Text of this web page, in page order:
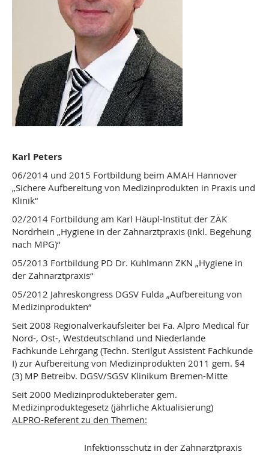
Karl Peters
06/2014 und 2015 Fortbildung beim AMAH Hannover
„Sichere Aufbereitung von Medizinprodukten in Praxis und
Klinik“
02/2014 Fortbildung am Karl Häupl-Institut der ZÄK
Nordrhein „Hygiene in der Zahnarztpraxis (inkl. Begehung
nach MPG)“
05/2013 Fortbildung PD Dr. Kuhlmann ZKN „Hygiene in
der Zahnarztpraxis“
05/2012 Jahreskongress DGSV Fulda „Aufbereitung von
Medizinprodukten“
Seit 2008 Regionalverkaufsleiter bei Fa. Alpro Medical für
Nord-, Ost-, Westdeutschland und Niederlande
Fachkunde Lehrgang (Techn. Sterilgut Assistent Fachkunde
I) zur Aufbereitung von Medizinprodukten 2011 gem. §4
(3) MP Betreibv. DGSV/SGSV Klinikum Bremen-Mitte
Seit 2000 Medizinprodukteberater gem.
Medizinproduktegesetz (jährliche Aktualisierung)
ALPRO-Referent zu den Themen:
Infektionsschutz in der Zahnarztpraxis